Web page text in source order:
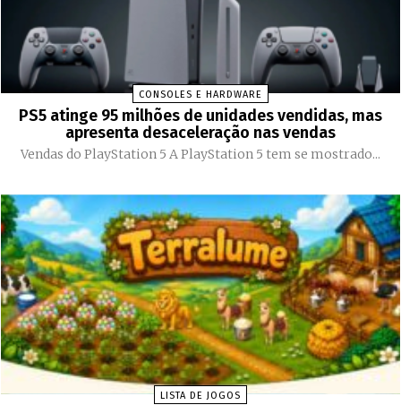
CONSOLES E HARDWARE
PS5 atinge 95 milhões de unidades vendidas, mas
apresenta desaceleração nas vendas
Vendas do PlayStation 5 A PlayStation 5 tem se mostrado...
LISTA DE JOGOS